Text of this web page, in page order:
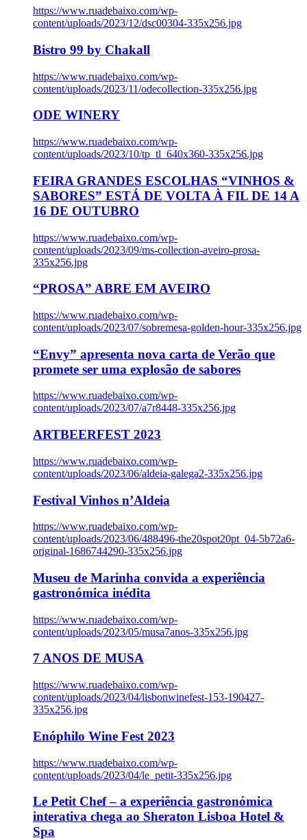
https://www.ruadebaixo.com/wp-
content/uploads/2023/12/dsc00304-335x256.jpg
Bistro 99 by Chakall
https://www.ruadebaixo.com/wp-
content/uploads/2023/11/odecollection-335x256.jpg
ODE WINERY
https://www.ruadebaixo.com/wp-
content/uploads/2023/10/tp_tl_640x360-335x256.jpg
FEIRA GRANDES ESCOLHAS “VINHOS &
SABORES” ESTÁ DE VOLTA À FIL DE 14 A
16 DE OUTUBRO
https://www.ruadebaixo.com/wp-
content/uploads/2023/09/ms-collection-aveiro-prosa-
335x256.jpg
“PROSA” ABRE EM AVEIRO
https://www.ruadebaixo.com/wp-
content/uploads/2023/07/sobremesa-golden-hour-335x256.jpg
“Envy” apresenta nova carta de Verão que
promete ser uma explosão de sabores
https://www.ruadebaixo.com/wp-
content/uploads/2023/07/a7r8448-335x256.jpg
ARTBEERFEST 2023
https://www.ruadebaixo.com/wp-
content/uploads/2023/06/aldeia-galega2-335x256.jpg
Festival Vinhos n’Aldeia
https://www.ruadebaixo.com/wp-
content/uploads/2023/06/488496-the20spot20pt_04-5b72a6-
original-1686744290-335x256.jpg
Museu de Marinha convida a experiência
gastronómica inédita
https://www.ruadebaixo.com/wp-
content/uploads/2023/05/musa7anos-335x256.jpg
7 ANOS DE MUSA
https://www.ruadebaixo.com/wp-
content/uploads/2023/04/lisbonwinefest-153-190427-
335x256.jpg
Enóphilo Wine Fest 2023
https://www.ruadebaixo.com/wp-
content/uploads/2023/04/le_petit-335x256.jpg
Le Petit Chef – a experiência gastronómica
interativa chega ao Sheraton Lisboa Hotel &
Spa